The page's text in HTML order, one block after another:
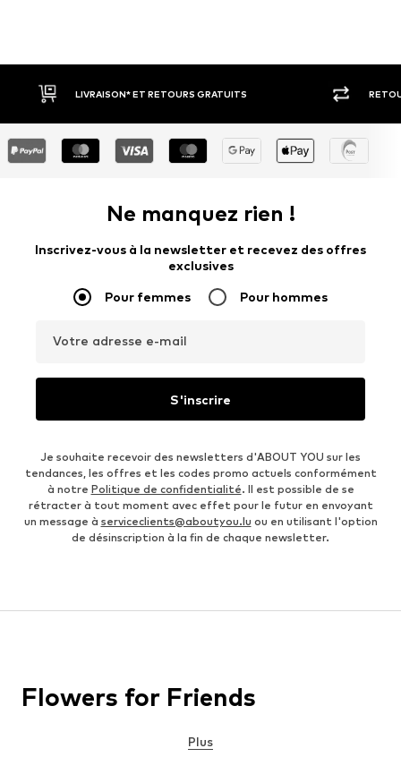
LIVRAISON* ET RETOURS GRATUITS
Ne manquez rien !
Inscrivez-vous à la newsletter et recevez des offres
exclusives
Pour femmes Pour hommes
Votre adresse e-mail
S'inscrire
Je souhaite recevoir des newsletters d'ABOUT YOU sur les
tendances, les offres et les codes promo actuels conformément
à notre Politique de confidentialité. Il est possible de se
rétracter à tout moment avec effet pour le futur en envoyant
un message à serviceclients@aboutyou.lu ou en utilisant l'option
de désinscription à la fin de chaque newsletter.
Flowers for Friends
Plus